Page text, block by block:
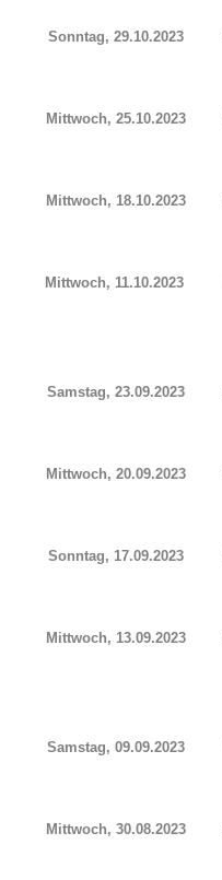
Sonntag, 29.10.2023
Mittwoch, 25.10.2023
Mittwoch, 18.10.2023
Mittwoch, 11.10.2023
Samstag, 23.09.2023
Mittwoch, 20.09.2023
Sonntag, 17.09.2023
Mittwoch, 13.09.2023
Samstag, 09.09.2023
Mittwoch, 30.08.2023